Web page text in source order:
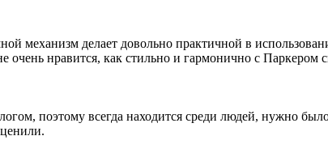
механизм делает довольно практичной в
очень нравится, как стильно и гармонично с
поэтому всегда находится среди людей, нужно